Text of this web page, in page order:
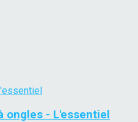
ongles - L'essentiel